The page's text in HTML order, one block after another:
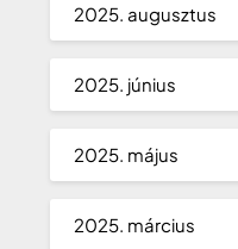
2025. augusztus
2025. június
2025. május
2025. március